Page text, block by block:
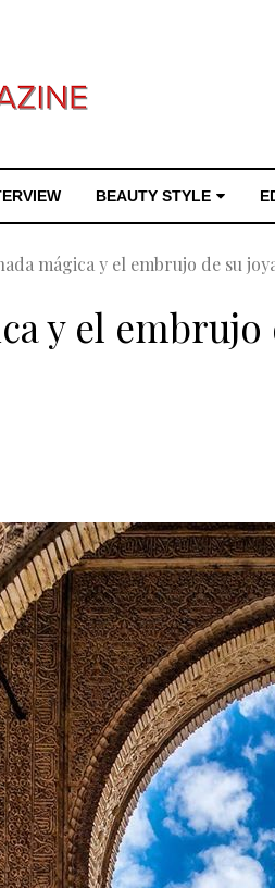
BEAUTY STYLE
mágica y el embrujo de su
y el embrujo